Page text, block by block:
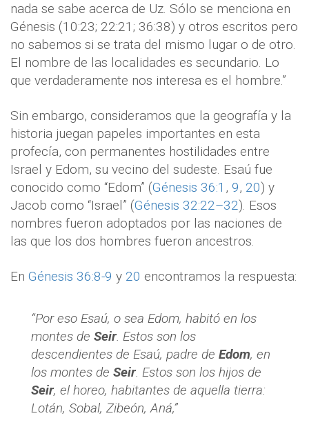
nada se sabe acerca de Uz. Sólo se menciona en
Génesis (10:23; 22:21; 36:38) y otros escritos pero
no sabemos si se trata del mismo lugar o de otro.
El nombre de las localidades es secundario. Lo
que verdaderamente nos interesa es el hombre.”
Sin embargo, consideramos que la geografía y la
historia juegan papeles importantes en esta
profecía, con permanentes hostilidades entre
Israel y Edom, su vecino del sudeste. Esaú fue
conocido como “Edom” (Génesis 36:1 , 9, 20) y
Jacob como “Israel” (Génesis 32:22–32). Esos
nombres fueron adoptados por las naciones de
las que los dos hombres fueron ancestros.
En Génesis 36:8-9 y 20 encontramos la respuesta:
“Por eso Esaú, o sea Edom, habitó en los
montes de Seir. Estos son los
descendientes de Esaú, padre de Edom, en
los montes de Seir. Estos son los hijos de
Seir, el horeo, habitantes de aquella tierra:
Lotán, Sobal, Zibeón, Aná,”